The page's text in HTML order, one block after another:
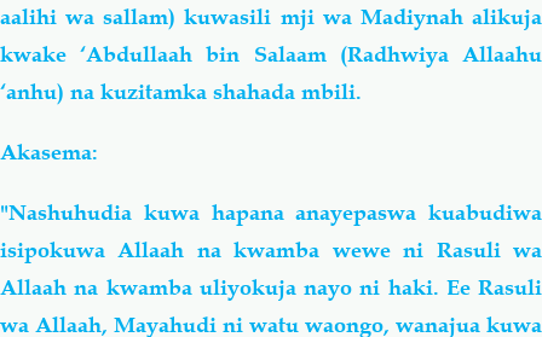
aalihi wa sallam) kuwasili mji wa Madiynah alikuja
kwake ‘Abdullaah bin Salaam (Radhwiya Allaahu
‘anhu) na kuzitamka shahada mbili.
Akasema:
"Nashuhudia kuwa hapana anayepaswa kuabudiwa
isipokuwa Allaah na kwamba wewe ni Rasuli wa
Allaah na kwamba uliyokuja nayo ni haki. Ee Rasuli
wa Allaah, Mayahudi ni watu waongo, wanajua kuwa